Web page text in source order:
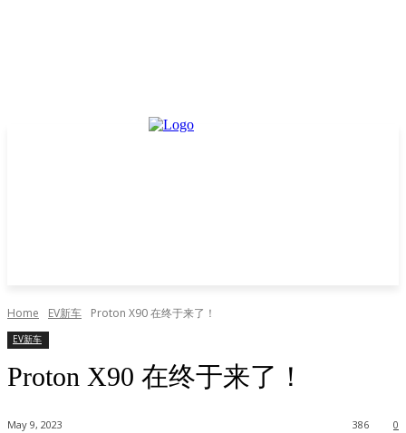
Home EV新车 Proton X90 在终于来了！
EV新车
Proton X90 在终于来了！
May 9, 2023 0
386